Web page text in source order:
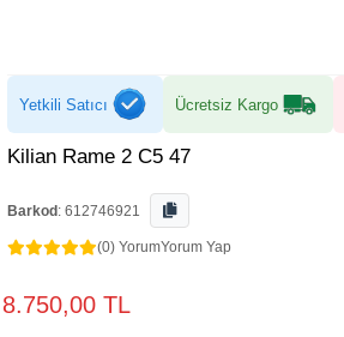
Yetkili Satıcı Ücretsiz Kargo
Kilian Rame 2 C5 47
Barkod : 612746921
(0) YorumYorum Yap
8.750,00 TL